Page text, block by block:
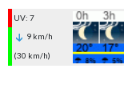
UV: 7
9 km/h
(30 km/h)